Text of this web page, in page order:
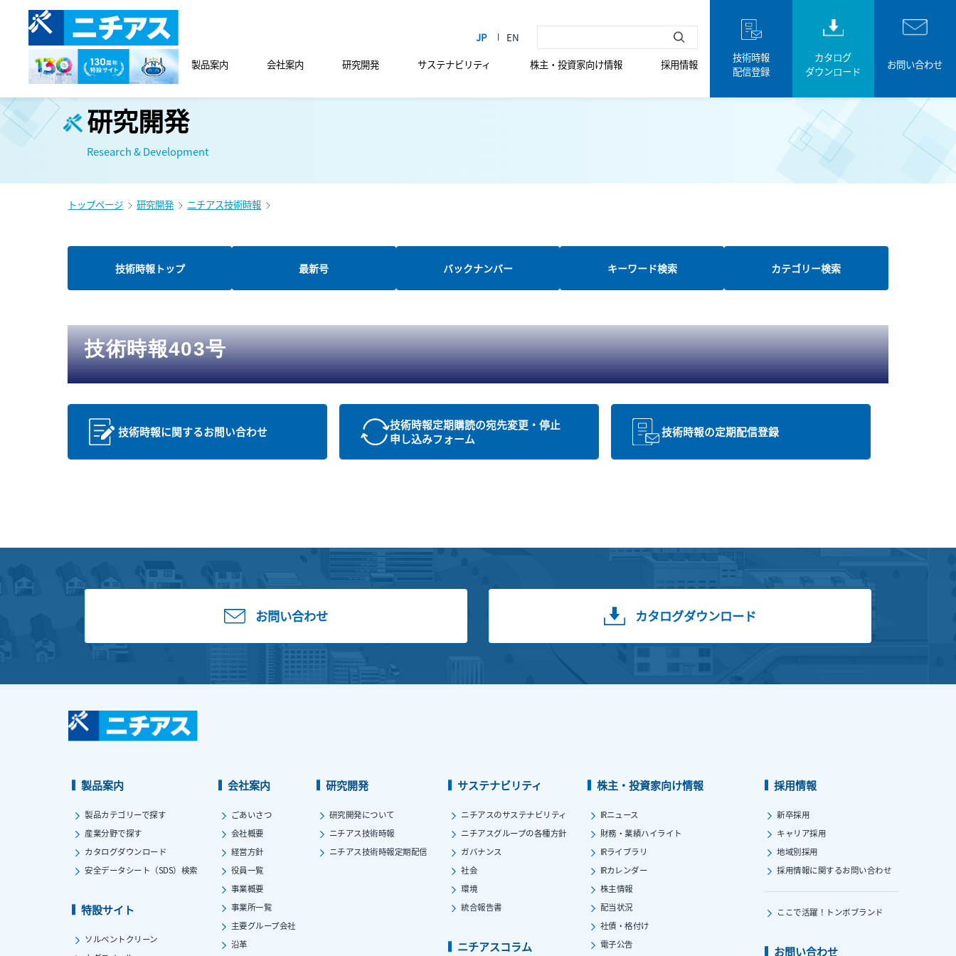
製品案内 会社案内 研究開発 サステナビリティ 株主・投資家向け情報 採用情報
技術時報
配信登録
カタログ
ダウンロード
お問い合わせ
研究開発
Research & Development
トップページ 研究開発 ニチアス技術時報
技術時報トップ 最新号 バックナンバー キーワード検索 カテゴリー検索
技術時報403号
技術時報に関するお問い合わせ
技術時報定期購読の宛先変更・停止
申し込みフォーム
技術時報の定期配信登録
お問い合わせ カタログダウンロード
製品案内
製品カテゴリーで探す
産業分野で探す
カタログダウンロード
安全データシート（SDS）検索
特設サイト
ソルベントクリーン
会社案内
ごあいさつ
会社概要
経営方針
役員一覧
事業概要
事業所一覧
主要グループ会社
沿革
研究開発
研究開発について
ニチアス技術時報
ニチアス技術時報定期配信
サステナビリティ
ニチアスのサステナビリティ
ニチアスグループの各種方針
ガバナンス
社会
環境
統合報告書
ニチアスコラム
株主・投資家向け情報
IRニュース
財務・業績ハイライト
IRライブラリ
IRカレンダー
株主情報
配当状況
社債・格付け
電子公告
採用情報
新卒採用
キャリア採用
地域別採用
採用情報に関するお問い合わせ
ここで活躍！ トンボブランド
お問い合わせ